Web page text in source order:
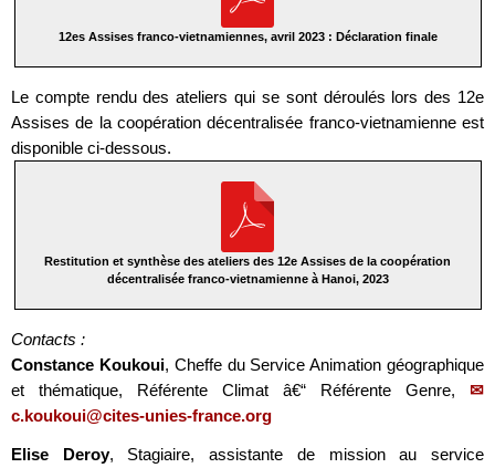
12es Assises franco-vietnamiennes, avril 2023 : Déclaration finale
Le compte rendu des ateliers qui se sont déroulés lors des 12e
Assises de la coopération décentralisée franco-vietnamienne est
disponible ci-dessous.
Restitution et synthèse des ateliers des 12e Assises de la coopération
décentralisée franco-vietnamienne à Hanoi, 2023
Contacts :
Constance Koukoui, Cheffe du Service Animation géographique
et thématique, Référente Climat â€“ Référente Genre,
c.koukoui@cites-unies-france.org
Elise Deroy, Stagiaire, assistante de mission au service